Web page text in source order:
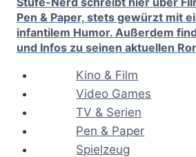
Pen & Paper, stets gewürzt mit
infantilem Humor. Außerdem
und Infos zu seinen aktuellen
Kino & Film
Video Games
TV & Serien
Pen & Paper
Spielzeug